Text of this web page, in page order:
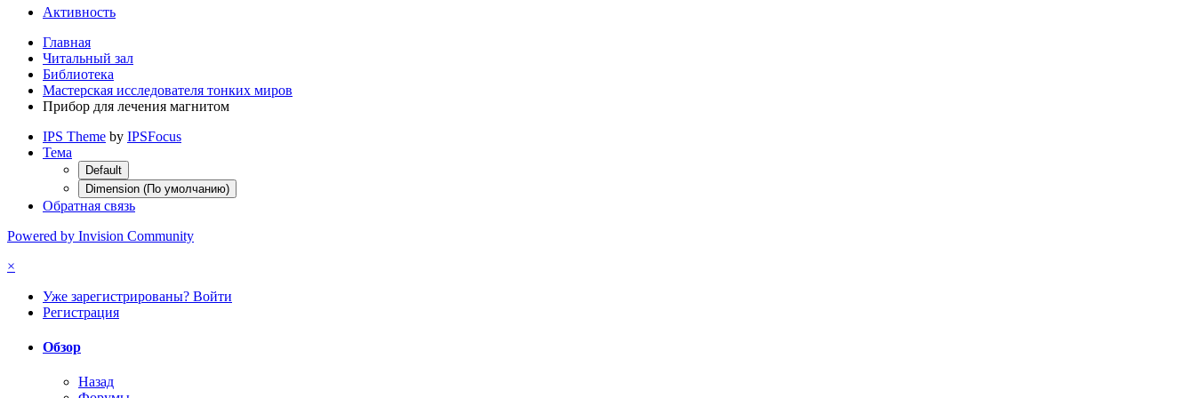
Активность
Главная
Читальный зал
Библиотека
Мастерская исследователя тонких миров
Прибор для лечения магнитом
IPS Theme by IPSFocus
Тема
Default
Dimension (По умолчанию)
Обратная связь
Powered by Invision Community
×
Уже зарегистрированы? Войти
Регистрация
Обзор
Назад